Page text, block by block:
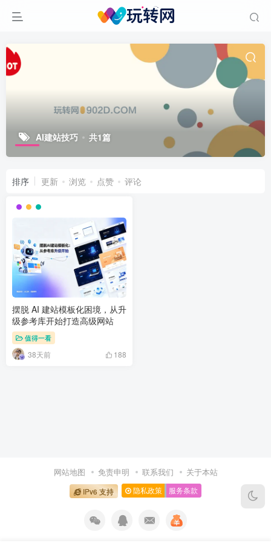
AI建站技巧 共1篇
排序 更新 浏览 点赞 评论
摆脱 AI 建站模板化困境，从升
级参考库开始打造高级网站
值得一看
38天前 188
网站地图 免责申明 联系我们 关于本站
IPv6 支持 隐私政策 服务条款